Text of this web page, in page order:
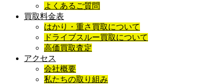
よくあるご質問
買取料金表
はかり・重さ買取について
ドライブスルー買取について
高価買取査定
アクセス
会社概要
私たちの取り組み